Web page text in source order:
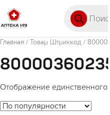
Главная / Товар Штрихкод /
Отображение единственного